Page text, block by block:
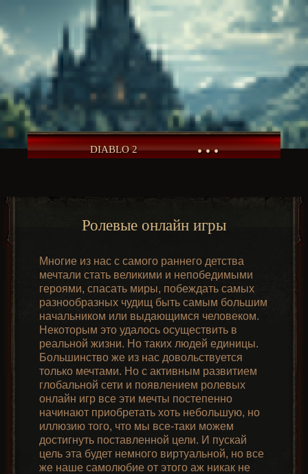
DIABLO 2 • • •
Ролевые онлайн игры
Многие из нас с самого раннего детства
мечтали стать великими и непобедимыми
героями, спасать миры, побеждать самых
разнообразных чудищ быть самым большим
начальником или выдающимся человеком.
Некоторым это удалось осуществить в
реальной жизни. Но таких людей единицы.
Большинство же из нас довольствуется
только мечтами. Но с активным развитием
глобальной сети и появлением ролевых
онлайн игр все эти мечты постепенно
начинают приобретать хоть небольшую, но
иллюзию того, что мы все-таки можем
достигнуть поставленной цели. И пускай
цель эта будет немного виртуальной, но все
же наше самолюбие от этого аж никак не